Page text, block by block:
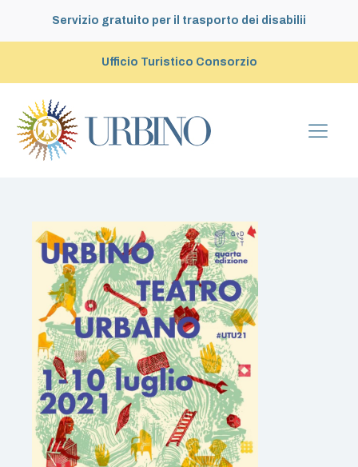
Servizio gratuito per il trasporto dei disabilii
Ufficio Turistico Consorzio